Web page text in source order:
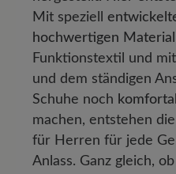
Mit speziell
hochwertigen
Funktionstextil und mit
und dem ständigen
Schuhe noch
machen, entstehen
für Herren für jede
Anlass. Ganz gleich,